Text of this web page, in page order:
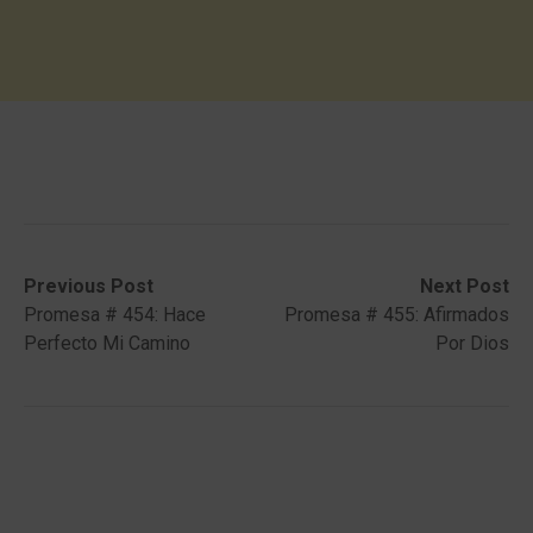
Post
navigation
Previous Post
Previous
post:Promesa # 454: Hace
Perfecto Mi Camino
Next Post
Next
post:
Promesa # 455: Afirmados
Por Dios